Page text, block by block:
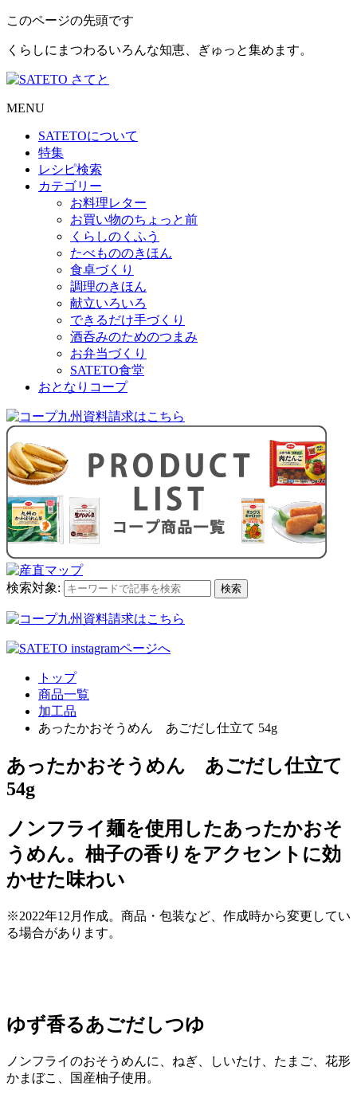
このページの先頭です
くらしにまつわるいろんな知恵、ぎゅっと集めます。
MENU
SATETOについて
特集
レシピ検索
カテゴリー
お料理レター
お買い物のちょっと前
くらしのくふう
たべもののきほん
食卓づくり
調理のきほん
献立いろいろ
できるだけ手づくり
酒呑みのためのつまみ
お弁当づくり
SATETO食堂
おとなりコープ
検索対象: 検索
トップ
商品一覧
加工品
あったかおそうめん あごだし仕立て 54g
あったかおそうめん あごだし仕立て
54g
ノンフライ麺を使用したあったかおそ
うめん。柚子の香りをアクセントに効
かせた味わい
※2022年12月作成。商品・包装など、作成時から変更してい
る場合があります。
ゆず香るあごだしつゆ
ノンフライのおそうめんに、ねぎ、しいたけ、たまご、花形
かまぼこ、国産柚子使用。